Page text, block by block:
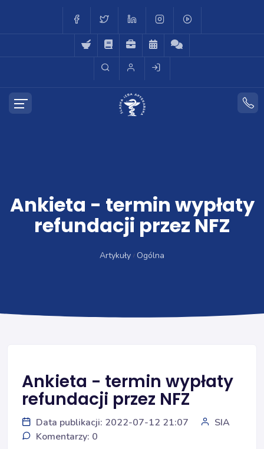
Ankieta - termin wypłaty
refundacji przez NFZ
Artykuły Ogólna
Ankieta - termin wypłaty
refundacji przez NFZ
Data publikacji: 2022-07-12 21:07
SIA
Komentarzy: 0